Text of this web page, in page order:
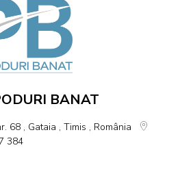
BANAT
68 , Gataia , Timis , România
384